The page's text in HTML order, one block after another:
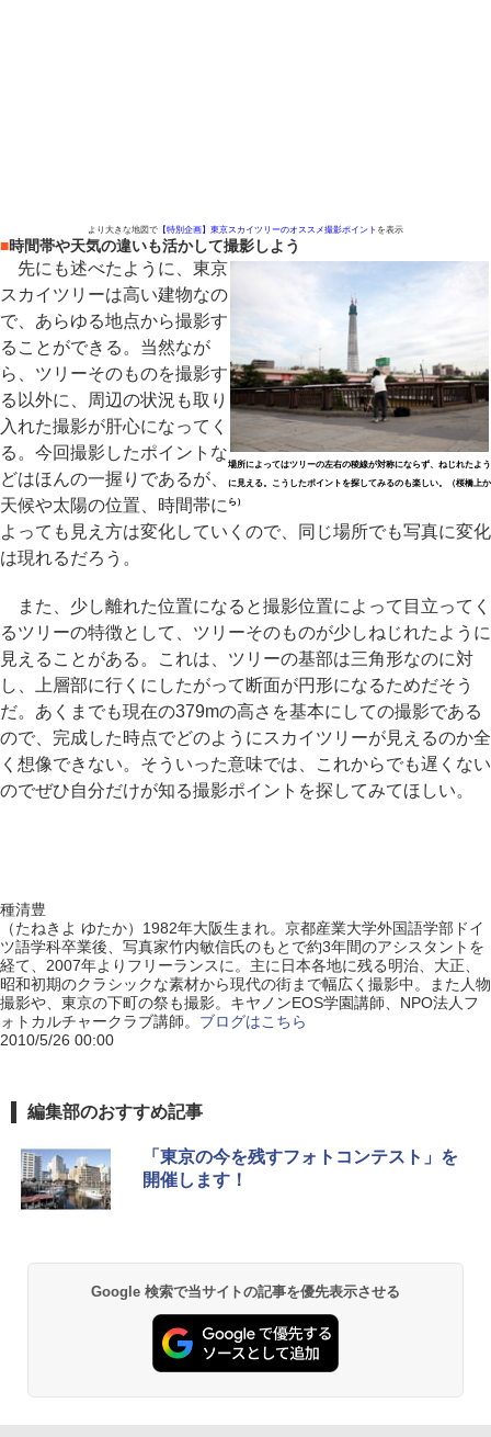
より大きな地図で 【特別企画】東京スカイツリーのオススメ撮影ポイント を表示
■時間帯や天気の違いも活かして撮影しよう
場所によってはツリーの左右の稜線が対称にならず、ねじれたよう
に見える。こうしたポイントを探してみるのも楽しい。（桜橋上か
ら）
先にも述べたように、東京
スカイツリーは高い建物なの
で、あらゆる地点から撮影す
ることができる。当然なが
ら、ツリーそのものを撮影す
る以外に、周辺の状況も取り
入れた撮影が肝心になってく
る。今回撮影したポイントな
どはほんの一握りであるが、
天候や太陽の位置、時間帯に
よっても見え方は変化していくので、同じ場所でも写真に変化
は現れるだろう。
また、少し離れた位置になると撮影位置によって目立ってく
るツリーの特徴として、ツリーそのものが少しねじれたように
見えることがある。これは、ツリーの基部は三角形なのに対
し、上層部に行くにしたがって断面が円形になるためだそう
だ。あくまでも現在の379mの高さを基本にしての撮影である
ので、完成した時点でどのようにスカイツリーが見えるのか全
く想像できない。そういった意味では、これからでも遅くない
のでぜひ自分だけが知る撮影ポイントを探してみてほしい。
種清豊
（たねきよ ゆたか）1982年大阪生まれ。京都産業大学外国語学部ドイ
ツ語学科卒業後、写真家竹内敏信氏のもとで約3年間のアシスタントを
経て、2007年よりフリーランスに。主に日本各地に残る明治、大正、
昭和初期のクラシックな素材から現代の街まで幅広く撮影中。また人物
撮影や、東京の下町の祭も撮影。キヤノンEOS学園講師、NPO法人フ
ォトカルチャークラブ講師。 ブログはこちら
2010/5/26 00:00
編集部のおすすめ記事
「東京の今を残すフォトコンテスト」を
開催します！
Google 検索で当サイトの記事を優先表示させる